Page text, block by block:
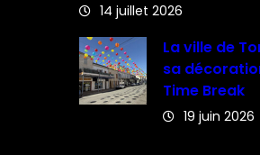
14 juillet 2026
La ville de
sa
Time Break
19 juin 2026